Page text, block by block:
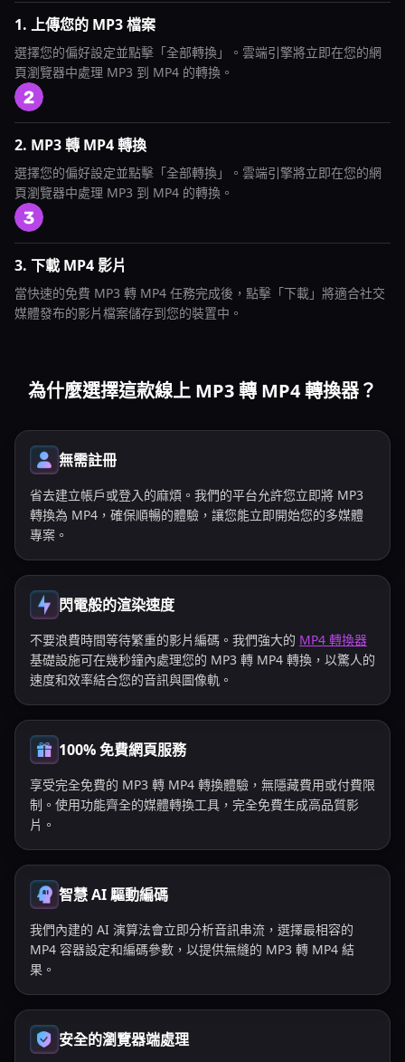
1. 上傳您的 MP3 檔案
選擇您的偏好設定並點擊「全部轉換」。雲端引擎將立即在您的網
頁瀏覽器中處理 MP3 到 MP4 的轉換。
2. MP3 轉 MP4 轉換
選擇您的偏好設定並點擊「全部轉換」。雲端引擎將立即在您的網
頁瀏覽器中處理 MP3 到 MP4 的轉換。
3. 下載 MP4 影片
當快速的免費 MP3 轉 MP4 任務完成後，點擊「下載」將適合社交
媒體發布的影片檔案儲存到您的裝置中。
為什麼選擇這款線上 MP3 轉 MP4 轉換器？
無需註冊
省去建立帳戶或登入的麻煩。我們的平台允許您立即將 MP3
轉換為 MP4，確保順暢的體驗，讓您能立即開始您的多媒體
專案。
閃電般的渲染速度
不要浪費時間等待繁重的影片編碼。我們強大的 MP4 轉換器
基礎設施可在幾秒鐘內處理您的 MP3 轉 MP4 轉換，以驚人的
速度和效率結合您的音訊與圖像軌。
100% 免費網頁服務
享受完全免費的 MP3 轉 MP4 轉換體驗，無隱藏費用或付費限
制。使用功能齊全的媒體轉換工具，完全免費生成高品質影
片。
智慧 AI 驅動編碼
我們內建的 AI 演算法會立即分析音訊串流，選擇最相容的
MP4 容器設定和編碼參數，以提供無縫的 MP3 轉 MP4 結
果。
安全的瀏覽器端處理